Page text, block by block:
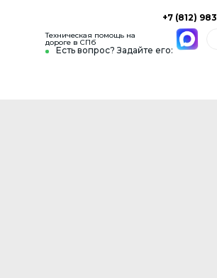
Есть вопрос? Задайте его:
+7 (812)
Техническая помощь на
дороге в СПб